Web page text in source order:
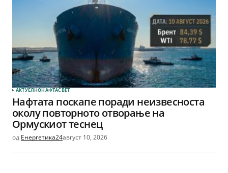
АКТУЕЛНОНАФТАСВЕТ
Нафтата поскапе поради неизвесноста
околу повторното отворање на
Ормускиот теснец
од Енергетика24август 10, 2026